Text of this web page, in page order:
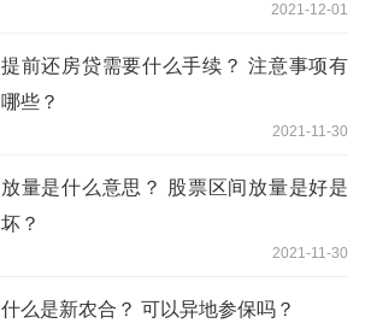
2021-12-01
提前还房贷需要什么手续？ 注意事项有
哪些？
2021-11-30
放量是什么意思？ 股票区间放量是好是
坏？
2021-11-30
什么是新农合？ 可以异地参保吗？